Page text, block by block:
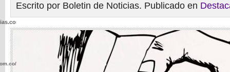
Escrito por Boletin de Noticias. Publicado en
wp-
wp-